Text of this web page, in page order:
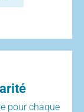
pour chaque